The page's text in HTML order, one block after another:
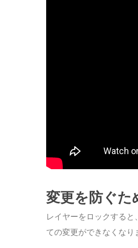
変更を防ぐ
レイヤーをロックする
ての変更ができなくなり